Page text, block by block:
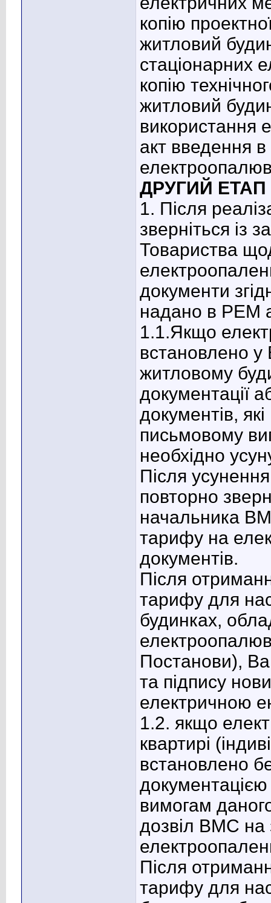
копію
житловий
стаціонарних
копію
житловий
використання
акт введення
ДРУГИЙ ЕТАП
1. Після
зверніться із
Товариства
документи
надано в РЕМ
1.1.Якщо
встановлено у
житловому
документації
документів,
письмовому
необхідно
Після
повторно
начальника
тарифу на
документів.
Після
тарифу для
будинках,
Постанови),
та підпису
електричною
1.2. якщо
квартирі
встановлено
документацією
вимогам
дозвіл ВМС на
Після
тарифу для